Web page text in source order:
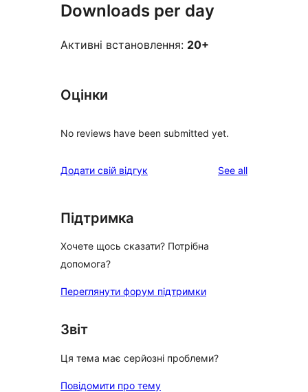
Downloads per day
Активні встановлення: 20+
Оцінки
No reviews have been submitted yet.
Додати свій відгук See allreviews
Підтримка
Хочете щось сказати? Потрібна
допомога?
Переглянути форум підтримки
Звіт
Ця тема має серйозні проблеми?
Повідомити про тему